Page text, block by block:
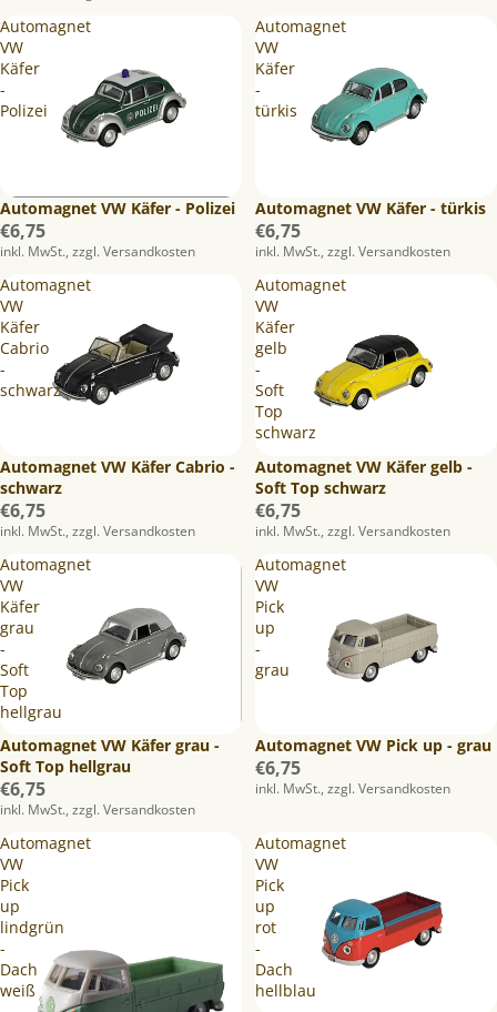
Automagnet
VW
Käfer
-
Polizei
Automagnet VW Käfer - Polizei
€6,75
inkl. MwSt., zzgl. Versandkosten
Automagnet
VW
Käfer
-
türkis
Automagnet VW Käfer - türkis
€6,75
inkl. MwSt., zzgl. Versandkosten
Automagnet
VW
Käfer
Cabrio
-
schwarz
Automagnet VW Käfer Cabrio -
schwarz
€6,75
inkl. MwSt., zzgl. Versandkosten
Automagnet
VW
Käfer
gelb
-
Soft
Top
schwarz
Automagnet VW Käfer gelb -
Soft Top schwarz
€6,75
inkl. MwSt., zzgl. Versandkosten
Automagnet
VW
Käfer
grau
-
Soft
Top
hellgrau
Automagnet VW Käfer grau -
Soft Top hellgrau
€6,75
inkl. MwSt., zzgl. Versandkosten
Automagnet
VW
Pick
up
-
grau
Automagnet VW Pick up - grau
€6,75
inkl. MwSt., zzgl. Versandkosten
Automagnet
VW
Pick
up
lindgrün
-
Dach
weiß
Automagnet
VW
Pick
up
rot
-
Dach
hellblau